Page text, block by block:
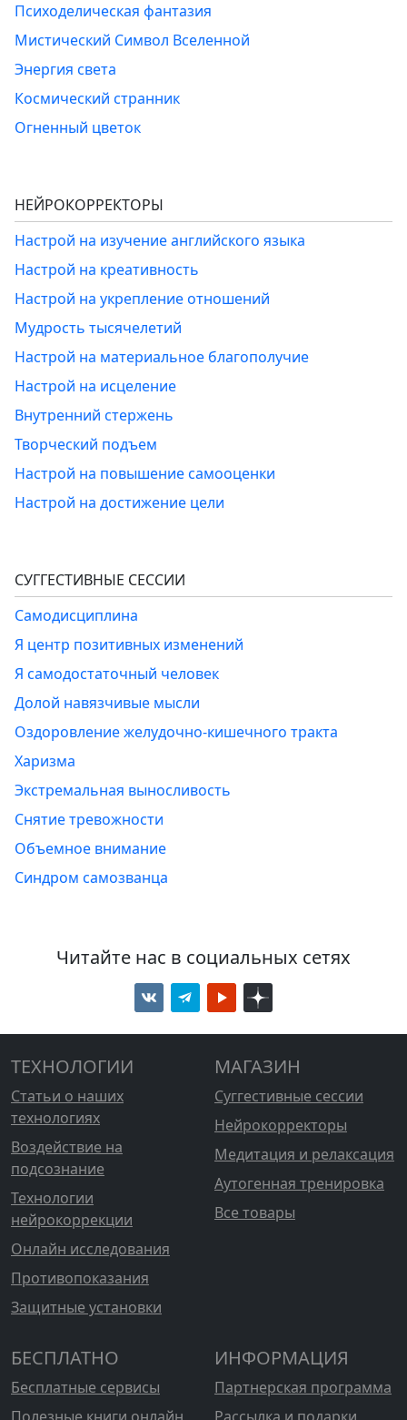
Психоделическая фантазия
Мистический Символ Вселенной
Энергия света
Космический странник
Огненный цветок
НЕЙРОКОРРЕКТОРЫ
Настрой на изучение английского языка
Настрой на креативность
Настрой на укрепление отношений
Мудрость тысячелетий
Настрой на материальное благополучие
Настрой на исцеление
Внутренний стержень
Творческий подъем
Настрой на повышение самооценки
Настрой на достижение цели
СУГГЕСТИВНЫЕ СЕССИИ
Самодисциплина
Я центр позитивных изменений
Я самодостаточный человек
Долой навязчивые мысли
Оздоровление желудочно-кишечного тракта
Харизма
Экстремальная выносливость
Снятие тревожности
Объемное внимание
Синдром самозванца
Читайте нас в социальных сетях
ТЕХНОЛОГИИ
Статьи о наших
технологиях
Воздействие на
подсознание
Технологии
нейрокоррекции
Онлайн исследования
Противопоказания
Защитные установки
МАГАЗИН
Суггестивные сессии
Нейрокорректоры
Медитация и релаксация
Аутогенная тренировка
Все товары
БЕСПЛАТНО
Бесплатные сервисы
ИНФОРМАЦИЯ
Партнерская программа